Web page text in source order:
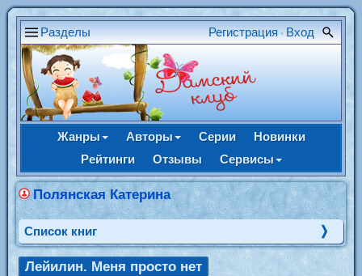
Разделы Регистрация • Вход
Жанры Авторы Серии
Новинки
Рейтинги
Отзывы Сервисы
Полянская Катерина
Cписок книг
Лейилин. Меня просто нет